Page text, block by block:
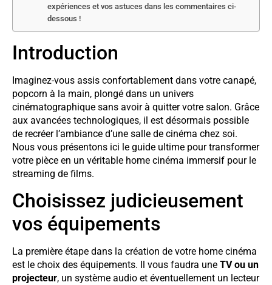
expériences et vos astuces dans les commentaires ci-
dessous !
Introduction
Imaginez-vous assis confortablement dans votre canapé,
popcorn à la main, plongé dans un univers
cinématographique sans avoir à quitter votre salon. Grâce
aux avancées technologiques, il est désormais possible
de recréer l’ambiance d’une salle de cinéma chez soi.
Nous vous présentons ici le guide ultime pour transformer
votre pièce en un véritable home cinéma immersif pour le
streaming de films.
Choisissez judicieusement
vos équipements
La première étape dans la création de votre home cinéma
est le choix des équipements. Il vous faudra une TV ou un
projecteur, un système audio et éventuellement un lecteur